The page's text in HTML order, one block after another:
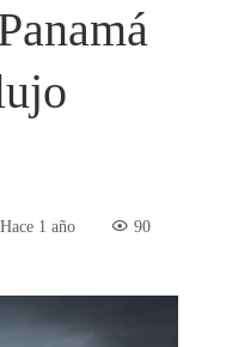
Hace 1 año 90